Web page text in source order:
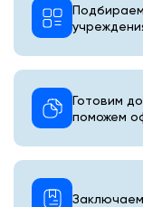
Готовим
поможем